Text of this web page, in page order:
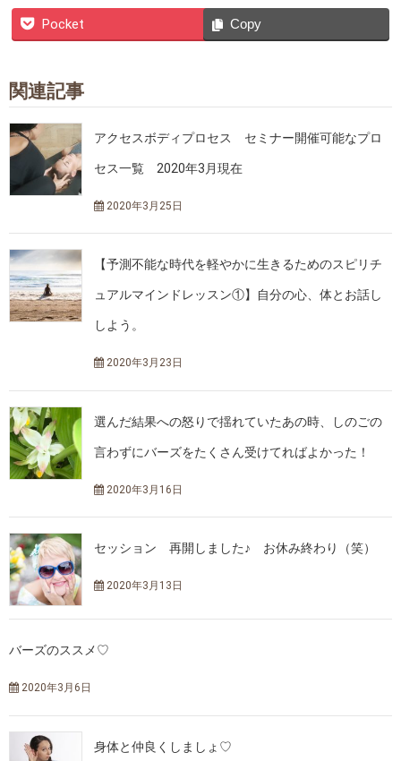
Pocket Copy
関連記事
アクセスボディプロセス セミナー開催可能なプロ
セス一覧 2020年3月現在
2020年3月25日
【予測不能な時代を軽やかに生きるためのスピリチ
ュアルマインドレッスン①】自分の心、体とお話し
しよう。
2020年3月23日
選んだ結果への怒りで揺れていたあの時、しのごの
言わずにバーズをたくさん受けてればよかった！
2020年3月16日
セッション 再開しました♪ お休み終わり（笑）
2020年3月13日
バーズのススメ♡
2020年3月6日
身体と仲良くしましょ♡